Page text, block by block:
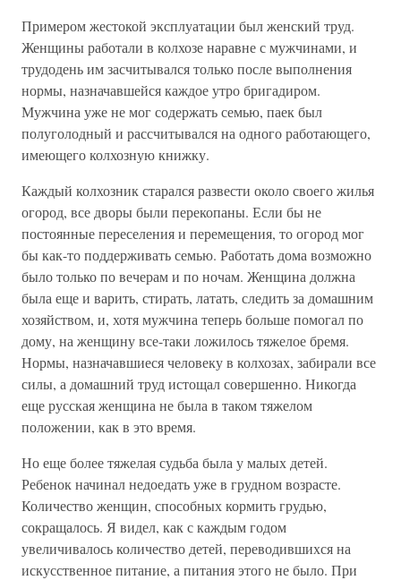
Примером жестокой эксплуатации был женский труд.
Женщины работали в колхозе наравне с мужчинами, и
трудодень им засчитывался только после выполнения
нормы, назначавшейся каждое утро бригадиром.
Мужчина уже не мог содержать семью, паек был
полуголодный и рассчитывался на одного работающего,
имеющего колхозную книжку.
Каждый колхозник старался развести около своего жилья
огород, все дворы были перекопаны. Если бы не
постоянные переселения и перемещения, то огород мог
бы как-то поддерживать семью. Работать дома возможно
было только по вечерам и по ночам. Женщина должна
была еще и варить, стирать, латать, следить за домашним
хозяйством, и, хотя мужчина теперь больше помогал по
дому, на женщину все-таки ложилось тяжелое бремя.
Нормы, назначавшиеся человеку в колхозах, забирали все
силы, а домашний труд истощал совершенно. Никогда
еще русская женщина не была в таком тяжелом
положении, как в это время.
Но еще более тяжелая судьба была у малых детей.
Ребенок начинал недоедать уже в грудном возрасте.
Количество женщин, способных кормить грудью,
сокращалось. Я видел, как с каждым годом
увеличивалось количество детей, переводившихся на
искусственное питание, а питания этого не было. При